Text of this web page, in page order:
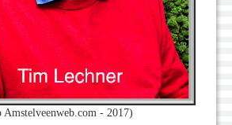
Amstelveenweb.com - 2017)